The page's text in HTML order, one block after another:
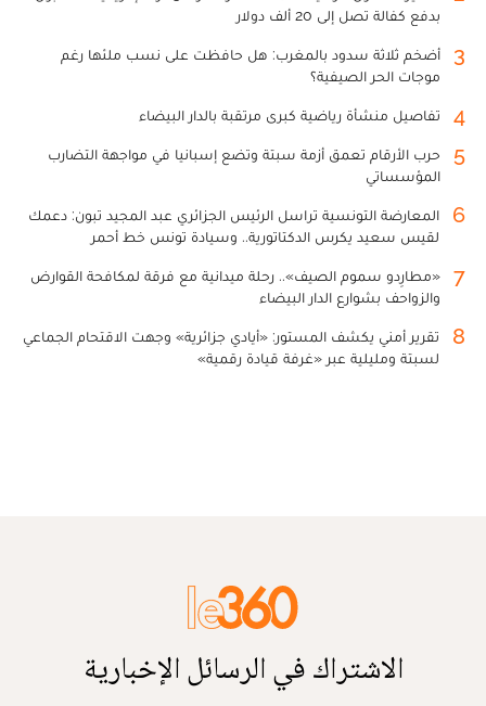
بدفع كفالة تصل إلى 20 ألف دولار
3
أضخم ثلاثة سدود بالمغرب: هل حافظت على نسب ملئها رغم
موجات الحر الصيفية؟
4 تفاصيل منشأة رياضية كبرى مرتقبة بالدار البيضاء
5
حرب الأرقام تعمق أزمة سبتة وتضع إسبانيا في مواجهة التضارب
المؤسساتي
6
المعارضة التونسية تراسل الرئيس الجزائري عبد المجيد تبون: دعمك
لقيس سعيد يكرس الدكتاتورية.. وسيادة تونس خط أحمر
7
«مطارِدو سموم الصيف».. رحلة ميدانية مع فرقة لمكافحة القوارض
والزواحف بشوارع الدار البيضاء
8
تقرير أمني يكشف المستور: «أيادي جزائرية» وجهت الاقتحام الجماعي
لسبتة ومليلية عبر «غرفة قيادة رقمية»
الاشتراك في الرسائل الإخبارية